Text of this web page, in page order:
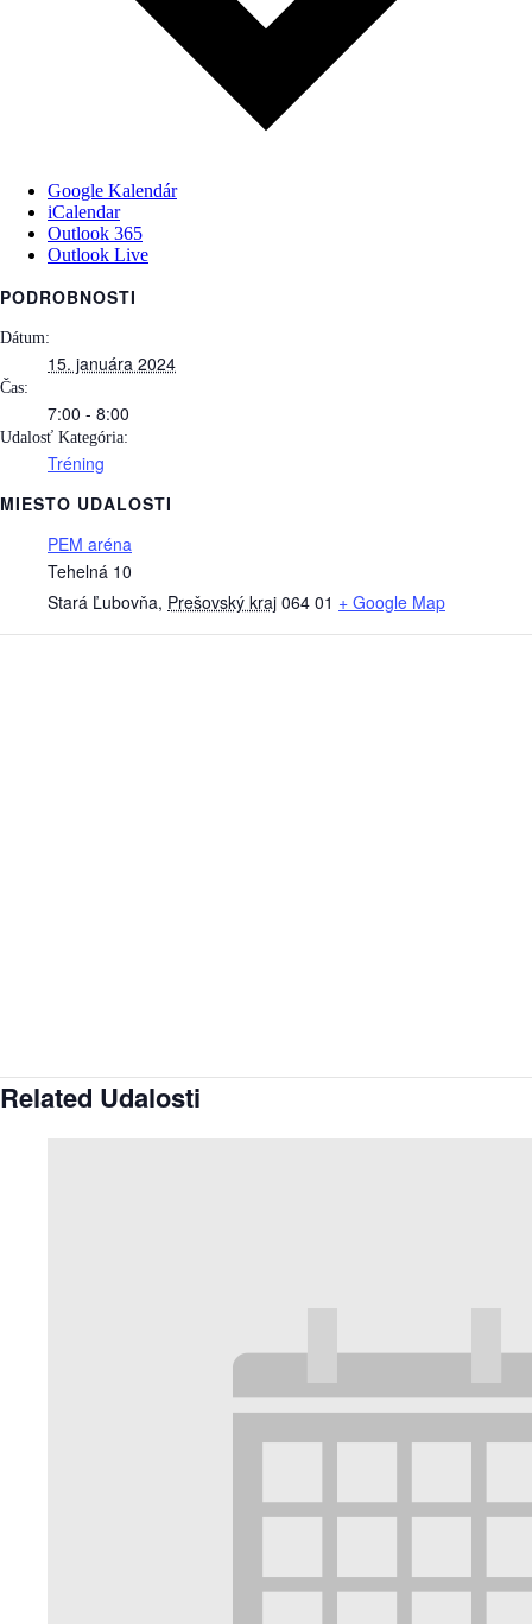
Google Kalendár
iCalendar
Outlook 365
Outlook Live
PODROBNOSTI
Dátum:
15. januára 2024
Čas:
7:00 - 8:00
Udalosť Kategória:
Tréning
MIESTO UDALOSTI
PEM aréna
Tehelná 10
Stará Ľubovňa, Prešovský kraj 064 01 + Google Map
Related Udalosti